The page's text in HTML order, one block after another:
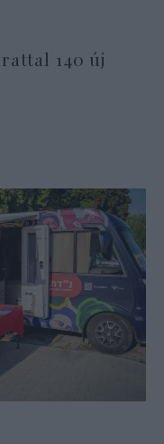
140 új